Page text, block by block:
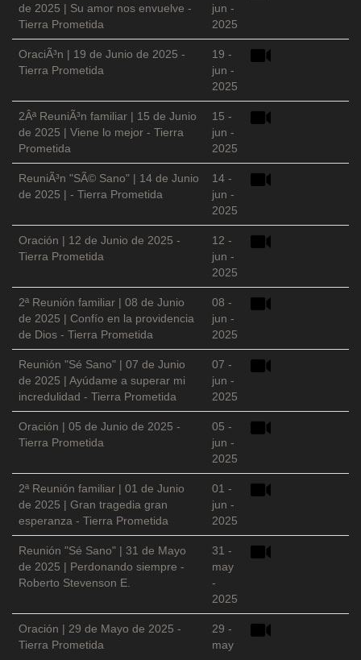
de 2025 | Su amor nos envuelve -
Tierra Prometida
jun -
2025
OraciÃ³n | 19 de Junio de 2025 -
Tierra Prometida
19 -
jun -
2025
2Âª ReuniÃ³n familiar | 15 de Junio
de 2025 | Viene lo mejor - Tierra
Prometida
15 -
jun -
2025
ReuniÃ³n "SÃ© Sano" | 14 de Junio
de 2025 | - Tierra Prometida
14 -
jun -
2025
Oración | 12 de Junio de 2025 -
Tierra Prometida
12 -
jun -
2025
2ª Reunión familiar | 08 de Junio
de 2025 | Confío en la providencia
de Dios - Tierra Prometida
08 -
jun -
2025
Reunión "Sé Sano" | 07 de Junio
de 2025 | Ayúdame a superar mi
incredulidad - Tierra Prometida
07 -
jun -
2025
Oración | 05 de Junio de 2025 -
Tierra Prometida
05 -
jun -
2025
2ª Reunión familiar | 01 de Junio
de 2025 | Gran tragedia gran
esperanza - Tierra Prometida
01 -
jun -
2025
Reunión "Sé Sano" | 31 de Mayo
de 2025 | Perdonando siempre -
Roberto Stevenson E.
31 -
may
-
2025
Oración | 29 de Mayo de 2025 -
Tierra Prometida
29 -
may